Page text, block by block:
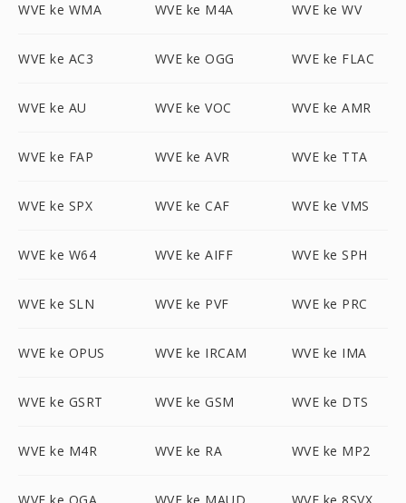
WVE ke WMA WVE ke M4A WVE ke WV
WVE ke AC3 WVE ke OGG WVE ke FLAC
WVE ke AU WVE ke VOC WVE ke AMR
WVE ke FAP WVE ke AVR WVE ke TTA
WVE ke SPX WVE ke CAF WVE ke VMS
WVE ke W64 WVE ke AIFF WVE ke SPH
WVE ke SLN WVE ke PVF WVE ke PRC
WVE ke OPUS WVE ke IRCAM WVE ke IMA
WVE ke GSRT WVE ke GSM WVE ke DTS
WVE ke M4R WVE ke RA WVE ke MP2